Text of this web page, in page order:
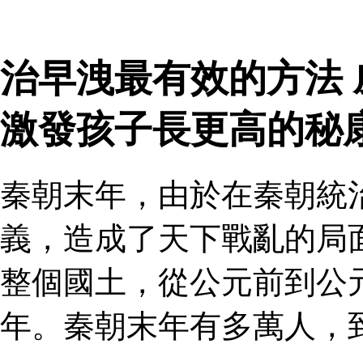
治早洩最有效的方法
激發孩子長更高的秘
秦朝末年，由於在秦朝統
義，造成了天下戰亂的局
整個國土，從公元前到公
年。秦朝末年有多萬人，